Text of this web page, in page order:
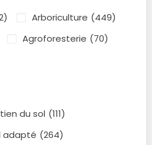
Arboriculture (449)
Agroforesterie (70)
du sol (111)
adapté (264)